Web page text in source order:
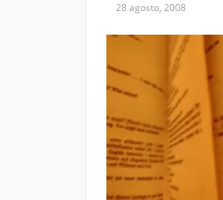
28 agosto, 2008